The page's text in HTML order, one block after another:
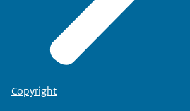
Copyright